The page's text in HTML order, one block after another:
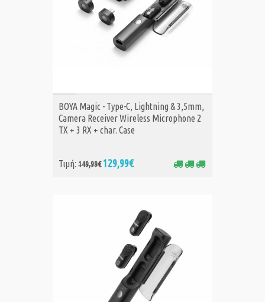
ΑΓΟΡΑ
BOYA Magic - Type-C, Lightning & 3,5mm,
Camera Receiver Wireless Microphone 2
TX + 3 RX + char. Case
Τιμή: 149,99€ 129,99€